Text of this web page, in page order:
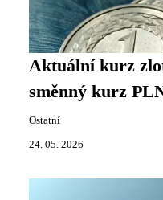
Aktuální kurz
směnný kurz
Ostatní
24. 05. 2026